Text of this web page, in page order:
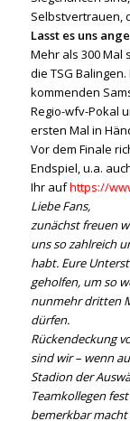
Selbstvertrauen,
Lasst es uns
Mehr als 300 Mal
die TSG
kommenden
Regio-wfv-Pokal
ersten Mal in
Vor dem Finale
Endspiel, u.a.
Ihr aufhttps://
Liebe Fans,
zunächst freuen
uns so zahlreich
habt. Eure
geholfen, um so
nunmehr dritten
dürfen.
Rückendeckung
sind wir – wenn
Stadion der
Teamkollegen
bemerkbar